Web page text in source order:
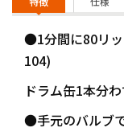
●1分間に80リッ
104)
ドラム缶1本分
●手元のバルブ